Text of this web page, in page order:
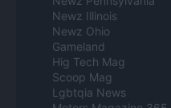
Newz Illinois
Newz Ohio
Gameland
Hig Tech Mag
Scoop Mag
Lgbtqia News